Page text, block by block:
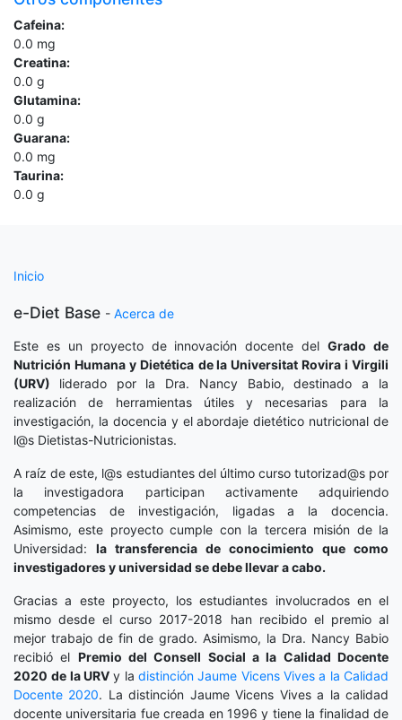
Cafeina:
0.0 mg
Creatina:
0.0 g
Glutamina:
0.0 g
Guarana:
0.0 mg
Taurina:
0.0 g
Inicio
e-Diet Base - Acerca de
Este es un proyecto de innovación docente delGrado de
Nutrición Humana y Dietética de la Universitat Rovira i Virgili
(URV) liderado por la Dra. Nancy Babio, destinado a la
realización de herramientas útiles y necesarias para la
investigación, la docencia y el abordaje dietético nutricional de
l@s Dietistas-Nutricionistas.
A raíz de este, l@s estudiantes del último curso tutorizad@s por
la investigadora participan activamente adquiriendo
competencias de investigación, ligadas a la docencia.
Asimismo, este proyecto cumple con la tercera misión de la
Universidad: la transferencia de conocimiento que como
investigadores y universidad se debe llevar a cabo.
Gracias a este proyecto, los estudiantes involucrados en el
mismo desde el curso 2017-2018 han recibido el premio al
mejor trabajo de fin de grado. Asimismo, la Dra. Nancy Babio
recibió el Premio del Consell Social a la Calidad Docente
2020 de la URV y ladistinción Jaume Vicens Vives a la Calidad
Docente 2020. La distinción Jaume Vicens Vives a la calidad
docente universitaria fue creada en 1996 y tiene la finalidad de